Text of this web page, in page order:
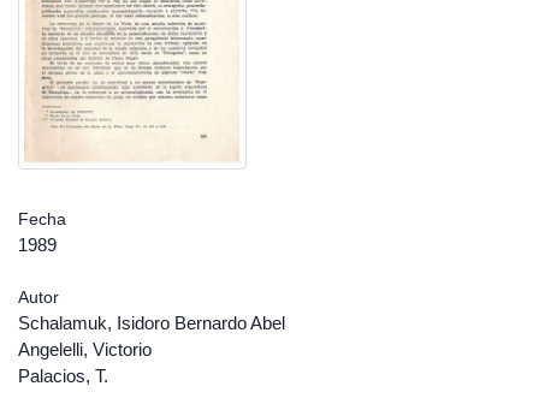
Fecha
1989
Autor
Schalamuk, Isidoro Bernardo Abel
Angelelli, Victorio
Palacios, T.